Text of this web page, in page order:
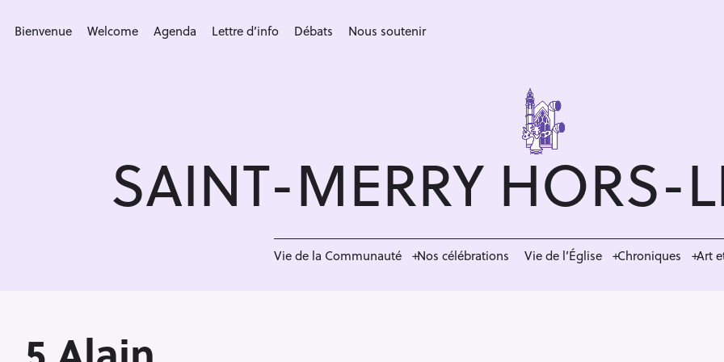
Bienvenue Welcome Agenda Lettre d’info Débats Nous soutenir
SAINT-MERRY HORS-
Vie de la Communauté Nos célébrations Vie de l’Église Chroniques Art